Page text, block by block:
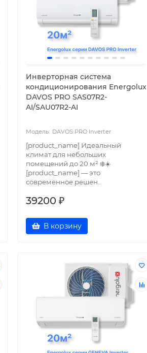
Инверторная система
кондиционирования Energolux
DAVOS PRO SAS07R2-
AI/SAU07R2-AI
DAVOS PRO Inverter
[product_name] Идеальный
климат для небольших
помещений до 20 м² ❄️☀️
[product_name] — это
современное решен..
39200 ₽
В корзину